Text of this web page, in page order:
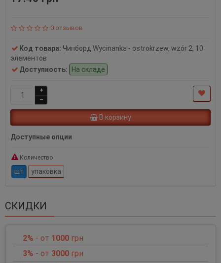
0 отзывов
Код товара: Чипборд Wycinanka - ostrokrzew, wzór 2, 10
элементов
Доступность:
На складе
В корзину
Доступные опции
Количество
шт упаковка
СКИДКИ
2% - от 1000 грн
3% - от 3000 грн